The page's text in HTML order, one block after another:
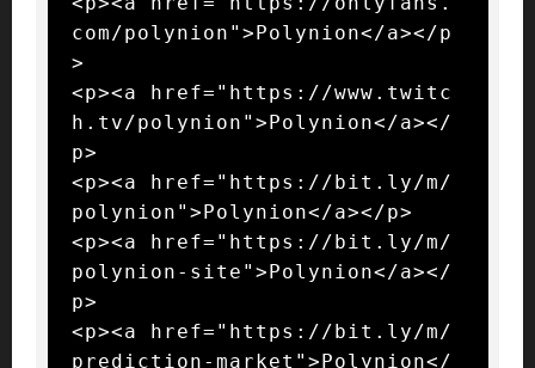
com/polynion">Polynion</a></p
>
<p><a href="https://www.twitc
h.tv/polynion">Polynion</a></
p>
<p><a href="https://bit.ly/m/
polynion">Polynion</a></p>
<p><a href="https://bit.ly/m/
polynion-site">Polynion</a></
p>
<p><a href="https://bit.ly/m/
prediction-market">Polynion</